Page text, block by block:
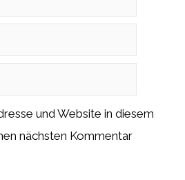
und Website in diesem
nächsten Kommentar